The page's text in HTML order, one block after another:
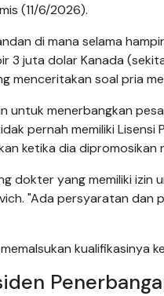
(11/6/2026).
di mana selama
3 juta dolar Kanada
menceritakan soal pria
untuk menerbangkan
pernah memiliki
ketika dia
dokter yang memiliki
"Ada persyaratan
kualifikasinya